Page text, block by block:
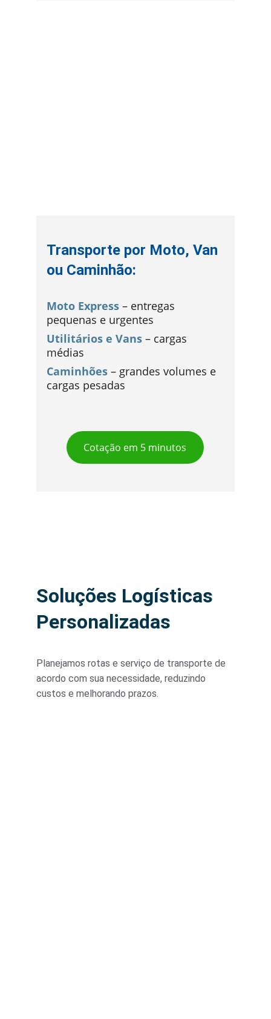
Transporte por Moto, Van
ou Caminhão:
Moto Express – entregas
pequenas e urgentes
Utilitários e Vans – cargas
médias
Caminhões – grandes volumes e
cargas pesadas
Cotação em 5 minutos
Soluções Logísticas
Personalizadas
Planejamos rotas e serviço de transporte de
acordo com sua necessidade, reduzindo
custos e melhorando prazos.